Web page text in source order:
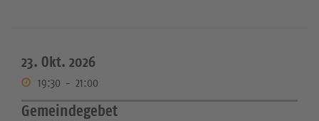
23. Okt. 2026
19:30 - 21:00
Gemeindegebet